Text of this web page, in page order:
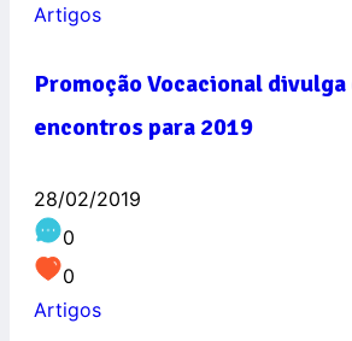
Artigos
Promoção Vocacional
encontros para 2019
28/02/2019
0
0
Artigos